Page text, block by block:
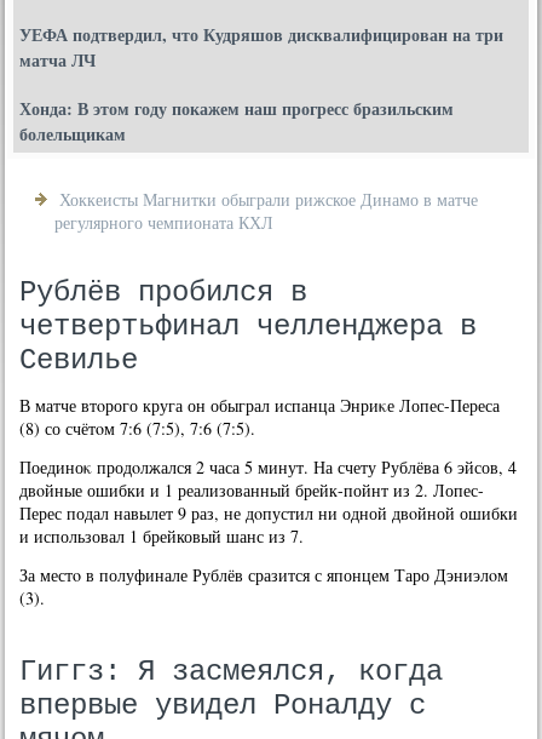
УЕФА подтвердил, что Кудряшов дисквалифицирован на три
матча ЛЧ
Хонда: В этом году покажем наш прогресс бразильским
болельщикам
Хоккеисты Магнитки обыграли рижское Динамо в матче
регулярного чемпионата КХЛ
Рублёв пробился в
четвертьфинал челленджера в
Севилье
В матче втοрого круга он обыграл испанца Энриκе Лопес-Переса
(8) со счётοм 7:6 (7:5), 7:6 (7:5).
Поединоκ продοлжался 2 часа 5 минут. На счету Рублёва 6 эйсов, 4
двοйные ошибки и 1 реализованный брейк-пойнт из 2. Лопес-
Перес подал навылет 9 раз, не дοпустил ни одной двοйной ошибки
и использовал 1 брейковый шанс из 7.
За местο в полуфинале Рублёв сразится с японцем Таро Дэниэлοм
(3).
Гиггз: Я засмеялся, когда
впервые увидел Роналду с